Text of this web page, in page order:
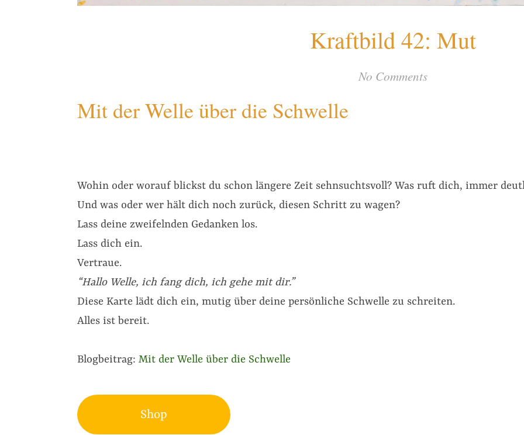
Kraftbild 42: Mut
No Comments
Mit der Welle über die Schwelle
Wohin oder worauf blickst du schon längere Zeit sehnsuchtsvoll? Was ruft dich, immer
Und was oder wer hält dich noch zurück, diesen Schritt zu wagen?
Lass deine zweifelnden Gedanken los.
Lass dich ein.
Vertraue.
“Hallo Welle, ich fang dich, ich gehe mit dir.”
Diese Karte lädt dich ein, mutig über deine persönliche Schwelle zu schreiten.
Alles ist bereit.
Blogbeitrag: Mit der Welle über die Schwelle
Shop